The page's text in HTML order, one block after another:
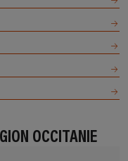
OCCITANIE